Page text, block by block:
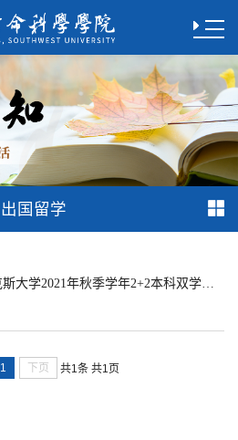
出国留学
英国萨塞克斯大学2021年秋季学年2+2本科双学位项目报名通知
1 下页 共1条 共1页